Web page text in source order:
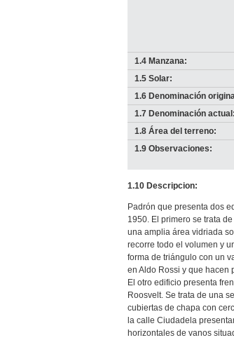
1.4 Manzana:
1.5 Solar:
1.6 Denominación
1.7 Denominación actual:
1.8 Área del terreno:
1.9 Observaciones:
1.10 Descripcion:
Padrón que presenta dos
1950. El primero se trata
una amplia área vidriada
recorre todo el volumen y
forma de triángulo con un
en Aldo Rossi y que hacen
El otro edificio presenta
Roosvelt. Se trata de una
cubiertas de chapa con
la calle Ciudadela
horizontales de vanos